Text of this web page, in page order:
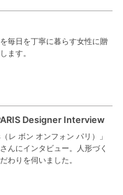
毎日を丁寧に暮らす女性に贈
ます。
Designer Interview
レ ボン オンフォン パリ）」
んにインタビュー。人形づく
わりを伺いました。